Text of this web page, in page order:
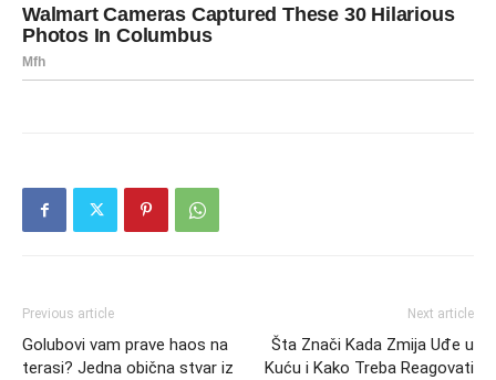
Previous article
Golubovi vam prave haos na
terasi? Jedna obična stvar iz
Next article
Šta Znači Kada Zmija Uđe u
Kuću i Kako Treba Reagovati